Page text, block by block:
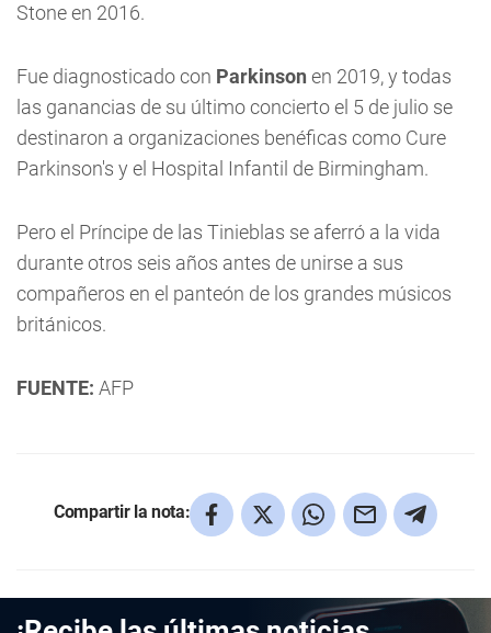
Stone en 2016.
Fue diagnosticado con Parkinson en 2019, y todas
las ganancias de su último concierto el 5 de julio se
destinaron a organizaciones benéficas como Cure
Parkinson's y el Hospital Infantil de Birmingham.
Pero el Príncipe de las Tinieblas se aferró a la vida
durante otros seis años antes de unirse a sus
compañeros en el panteón de los grandes músicos
británicos.
FUENTE: AFP
Compartir la nota: